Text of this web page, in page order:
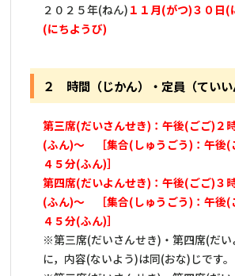
２０２５年(ねん) １１月(がつ)３０日
(にちようび)
２ 時間（じかん）・定員（ていい
第三席(だいさんせき)：午後(ごご)２
(ふん)～ ［集合(しゅうごう)：午後(
４５分(ふん)］
第四席(だいよんせき)：午後(ごご)３
(ふん)～ ［集合(しゅうごう)：午後(
４５分(ふん)］
※第三席(だいさんせき)・第四席(だい
に，内容(ないよう)は同(おな)じです。